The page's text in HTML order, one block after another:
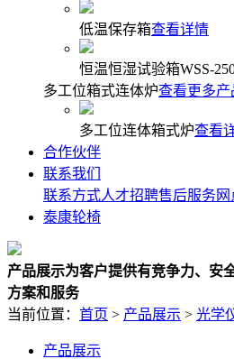
低温保存箱查看详情
恒温恒湿试验箱WSS-
多工位箱式连体炉查看更多产
多工位连体箱式炉查看
合作伙伴
联系我们
联系方式人才招聘售后服务网
泰康轮椅
产品展示为客户提供有竞争力、安
方案和服务
当前位置： 首页 > 产品展示 > 光学
产品展示